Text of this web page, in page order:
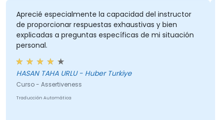
Aprecié especialmente la capacidad del instructor
de proporcionar respuestas exhaustivas y bien
explicadas a preguntas específicas de mi situación
personal.
HASAN TAHA URLU - Huber Turkiye
Curso - Assertiveness
Traducción Automática